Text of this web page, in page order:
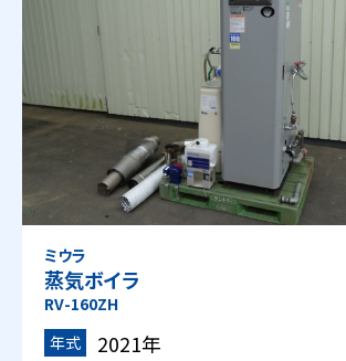
ミウラ
蒸気ボイラ
RV-160ZH
年式
2021年